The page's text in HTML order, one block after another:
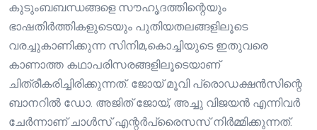
കുടുംബബന്ധങ്ങളെ സൗഹൃദത്തിന്റെയും
ഭാഷതിർത്തികളുടെയും പുതിയതലങ്ങളിലൂടെ
വരച്ചുകാണിക്കുന്ന സിനിമ,കൊച്ചിയുടെ ഇതുവരെ
കാണാത്ത കഥാപരിസരങ്ങളിലൂടെയാണ്
ചിത്രീകരിച്ചിരിക്കുന്നത്. ജോയ് മൂവി പ്രൊഡക്ഷൻസിന്റെ
ബാനറിൽ ഡോ. അജിത് ജോയ്, അച്ചു വിജയൻ എന്നിവർ
ചേർന്നാണ് ചാൾസ് എന്റർപ്രൈസസ് നിർമ്മിക്കുന്നത്.